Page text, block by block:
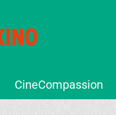
CineCompassion